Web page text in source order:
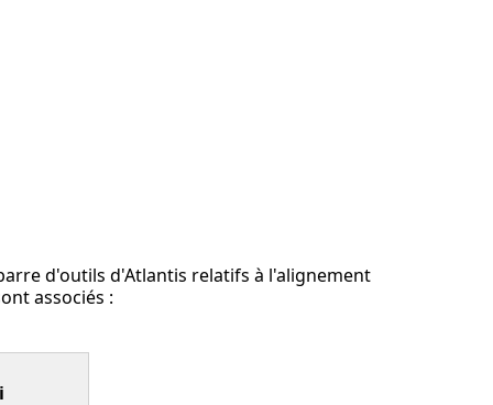
d'outils d'Atlantis relatifs à l'alignement
associés :